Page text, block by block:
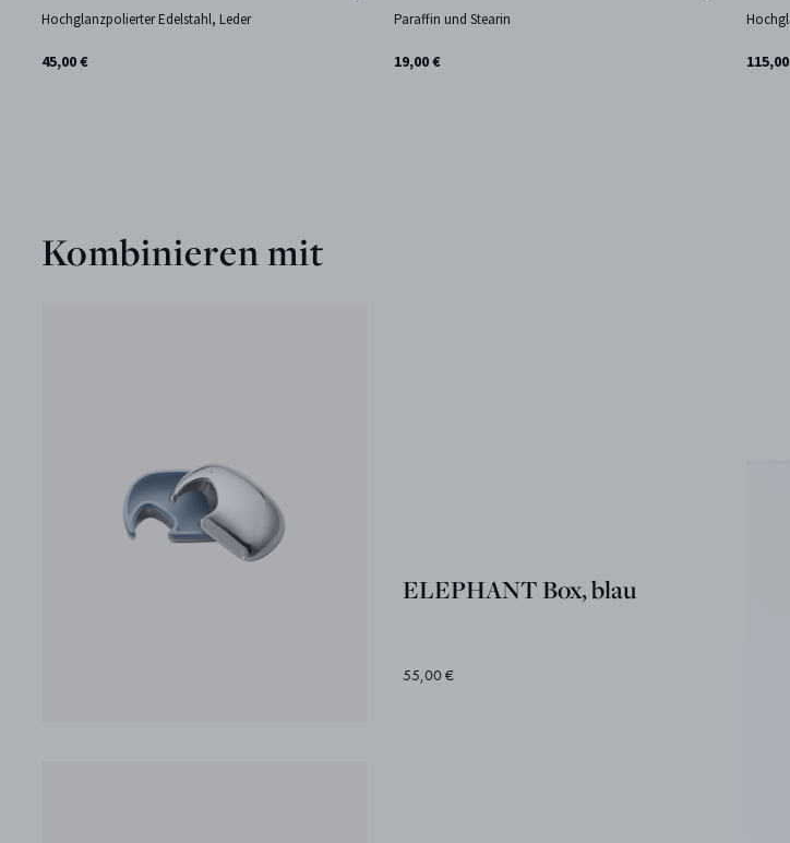
Hochglanzpolierter Edelstahl, Leder
45,00 €
Paraffin und Stearin
19,00 €
Kombinieren mit
ELEPHANT Box, blau
55,00 €